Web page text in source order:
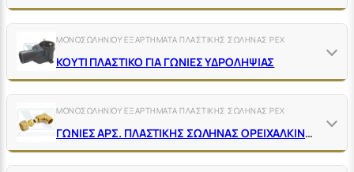
ΜΟΝΟΣΩΛΗΝΙΟΥ ΕΞΑΡΤΗΜΑΤΑ ΠΛΑΣΤΙΚΗΣ ΣΩΛΗΝΑΣ ΡΕΧ
ΚΟΥΤΙ ΠΛΑΣΤΙΚΟ ΓΙΑ ΓΩΝΙΕΣ ΥΔΡΟΛΗΨΙΑΣ
ΜΟΝΟΣΩΛΗΝΙΟΥ ΕΞΑΡΤΗΜΑΤΑ ΠΛΑΣΤΙΚΗΣ ΣΩΛΗΝΑΣ ΡΕΧ
ΓΩΝΙΕΣ ΑΡΣ. ΠΛΑΣΤΙΚΗΣ ΣΩΛΗΝΑΣ ΟΡΕΙΧΑΛΚΙΝΕΣ ΚΙΤΡΙΝΕΣ